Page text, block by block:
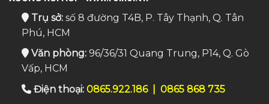
Trụ sở:số 8 đường T4B, P. Tây Thạnh, Q. Tân
Phú, HCM
Văn phòng:96/36/31 Quang Trung, P14, Q. Gò
Vấp, HCM
Điện thoại: 0865.922.186| 0865 868 735